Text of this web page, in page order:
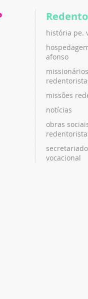
história pe.
afonso
missionários
missões
notícias
obras
secretariado
vocacional